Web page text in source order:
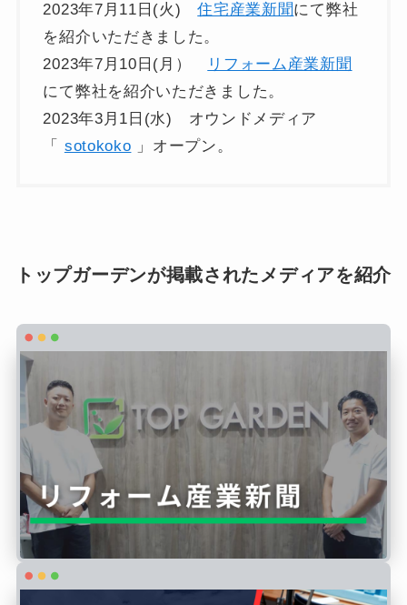
2023年7月11日(火)住宅産業新聞にて弊社
を紹介いただきました。
2023年7月10日(月）
リフォーム産業新聞
にて弊社を紹介いただきました。
2023年3月1日(水) オウンドメディア
「 sotokoko 」オープン。
トップガーデンが掲載されたメディアを紹介